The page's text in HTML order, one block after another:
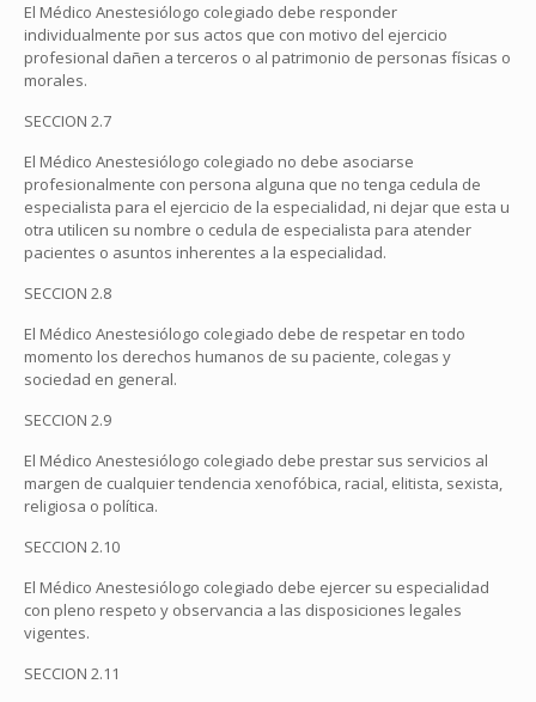
El Médico Anestesiólogo colegiado debe responder
individualmente por sus actos que con motivo del ejercicio
profesional dañen a terceros o al patrimonio de personas físicas o
morales.
SECCION 2.7
El Médico Anestesiólogo colegiado no debe asociarse
profesionalmente con persona alguna que no tenga cedula de
especialista para el ejercicio de la especialidad, ni dejar que esta u
otra utilicen su nombre o cedula de especialista para atender
pacientes o asuntos inherentes a la especialidad.
SECCION 2.8
El Médico Anestesiólogo colegiado debe de respetar en todo
momento los derechos humanos de su paciente, colegas y
sociedad en general.
SECCION 2.9
El Médico Anestesiólogo colegiado debe prestar sus servicios al
margen de cualquier tendencia xenofóbica, racial, elitista, sexista,
religiosa o política.
SECCION 2.10
El Médico Anestesiólogo colegiado debe ejercer su especialidad
con pleno respeto y observancia a las disposiciones legales
vigentes.
SECCION 2.11